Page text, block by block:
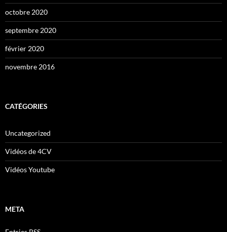
octobre 2020
septembre 2020
février 2020
novembre 2016
CATÉGORIES
Uncategorized
Vidéos de 4CV
Vidéos Youtube
META